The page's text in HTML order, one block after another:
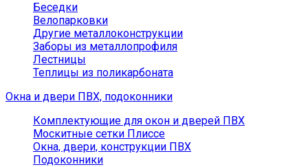
Беседки
Велопарковки
Другие металлоконструкции
Заборы из металлопрофиля
Лестницы
Теплицы из поликарбоната
Окна и двери ПВХ, подоконники
Комплектующие для окон и дверей ПВХ
Москитные сетки Плиссе
Окна, двери, конструкции ПВХ
Подоконники